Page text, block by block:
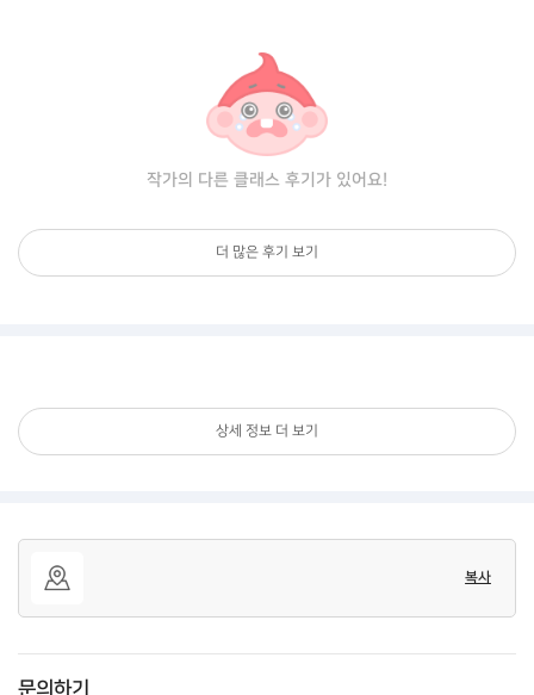
작가의 다른 클래스 후기가 있어요!
더 많은 후기 보기
상세 정보 더 보기
복사
문의하기